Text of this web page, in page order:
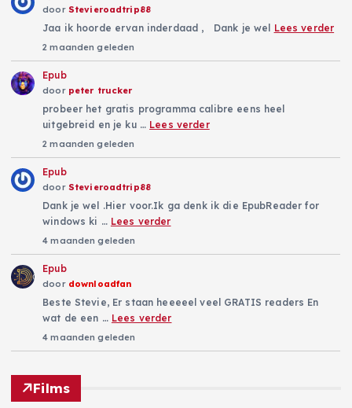
door Stevieroadtrip88
Jaa ik hoorde ervan inderdaad , Dank je wel Lees verder
2 maanden geleden
Epub
door peter trucker
probeer het gratis programma calibre eens heel
uitgebreid en je ku … Lees verder
2 maanden geleden
Epub
door Stevieroadtrip88
Dank je wel .Hier voor.Ik ga denk ik die EpubReader for
windows ki … Lees verder
4 maanden geleden
Epub
door downloadfan
Beste Stevie, Er staan heeeeel veel GRATIS readers En
wat de een … Lees verder
4 maanden geleden
Films